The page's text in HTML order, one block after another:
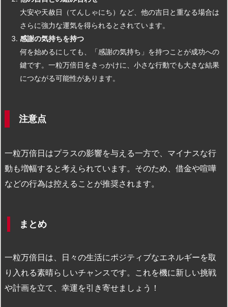
大安や天赦日（てんしゃにち）など、他の吉日と重なる場合は
さらに強力な運気を得られるとされています。
感謝の気持ちを持つ
何を始めるにしても、「感謝の気持ち」を持つことが成功への
鍵です。一粒万倍日をきっかけに、小さな行動でも大きな結果
につながる可能性があります。
注意点
一粒万倍日はプラスの影響を与える一方で、マイナスな行
動も増幅すると考えられています。そのため、借金や喧嘩
などの行為は控えることが推奨されます。
まとめ
一粒万倍日は、日々の生活にポジティブなエネルギーを取
り入れる素晴らしいチャンスです。これを機に新しい挑戦
や計画を立て、幸運を引き寄せましょう！